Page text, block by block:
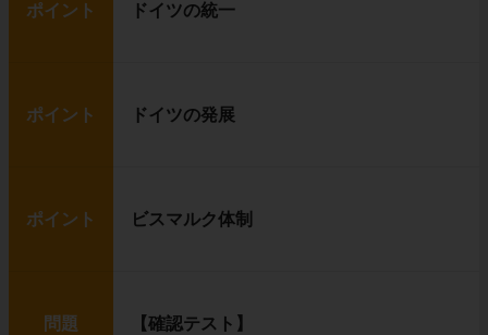
ポイント ドイツの統一
ポイント ドイツの発展
ポイント ビスマルク体制
問題 【確認テスト】